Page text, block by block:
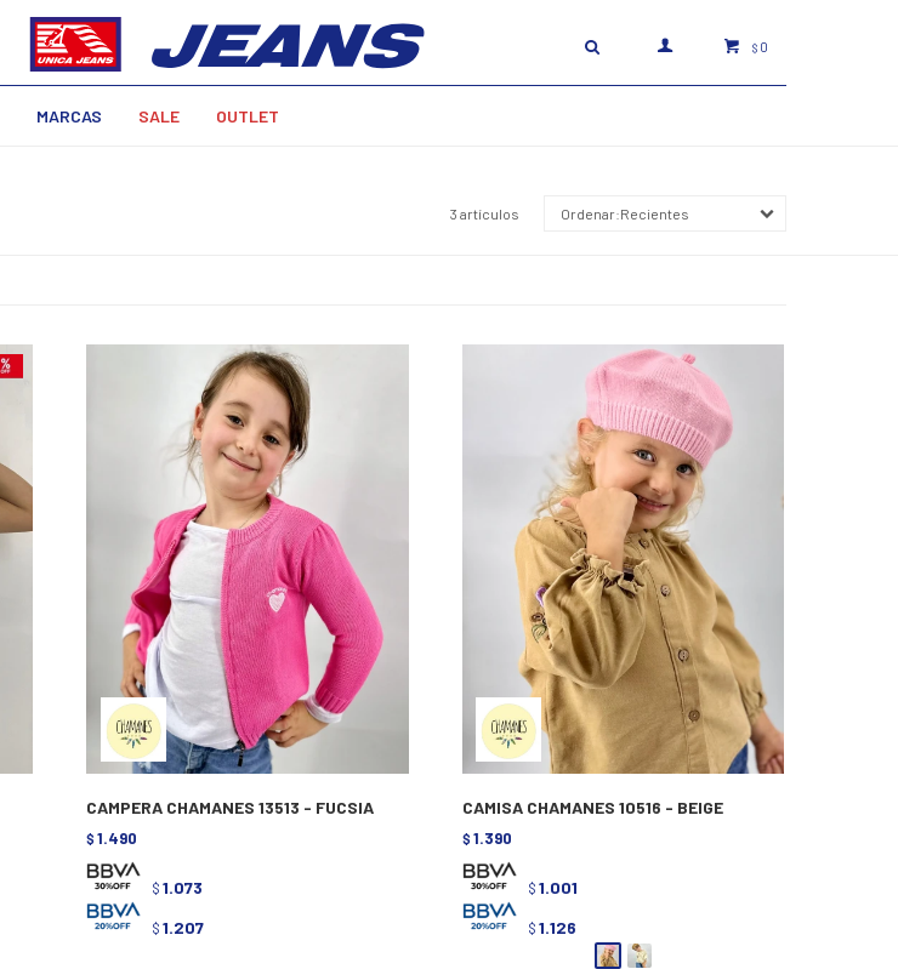
MARCAS SALE OUTLET
$ 0
3 artículos Recientes
CAMPERA CHAMANES 13513 - FUCSIA
$ 1.490
$ 1.073
$ 1.207
CAMISA CHAMANES 10516 - BEIGE
$ 1.390
$ 1.001
$ 1.126